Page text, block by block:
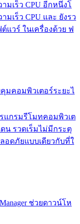
มเร็ว CPU อีกหนึ่งโ
เร็ว CPU และ ยังรว
แวร์ ในเครื่องด้วย ฟ
คุมคอมพิวเตอร์ระยะไ
แกรมรีโมทคอมพิวเต
น รวดเร็มไม่มีกระตุ
ดภัยแบบเดียวกับที่ใ
ช่วยดาวน์โห